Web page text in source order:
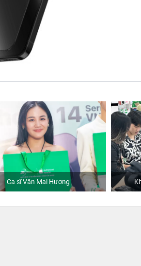
Ca sĩ Văn Mai Hương